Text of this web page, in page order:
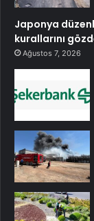
Japonya
kurallarını
Ağustos 7, 2026